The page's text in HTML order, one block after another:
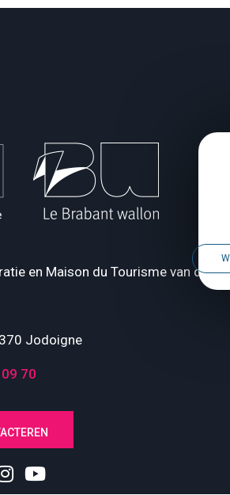
en Maison du Tourisme van de
Jodoigne
70